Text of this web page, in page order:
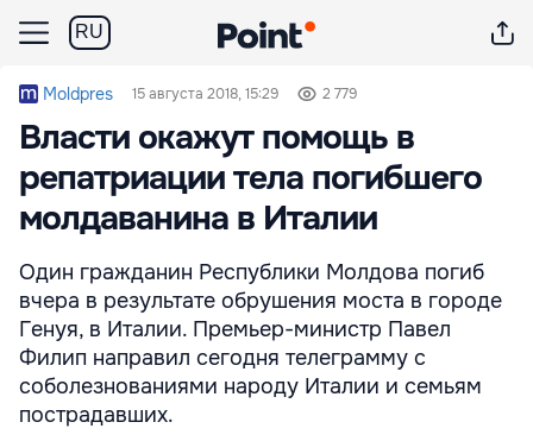
RU
Moldpres 15 августа 2018, 15:29 2 779
Власти окажут помощь в
репатриации тела погибшего
молдаванина в Италии
Один гражданин Республики Молдова погиб
вчера в результате обрушения моста в городе
Генуя, в Италии. Премьер-министр Павел
Филип направил сегодня телеграмму с
соболезнованиями народу Италии и семьям
пострадавших.